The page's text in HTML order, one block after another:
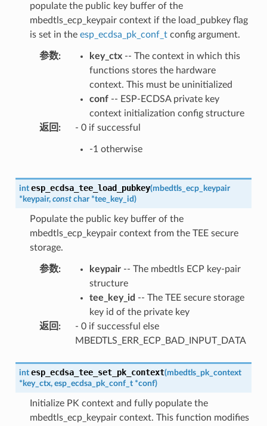
populate the public key buffer of the
mbedtls_ecp_keypair context if the load_pubkey flag
is set in the esp_ecdsa_pk_conf_tconfig argument.
参数: key_ctx-- The context in which this
functions stores the hardware
context. This must be uninitialized
conf-- ESP-ECDSA private key
context initialization config structure
返回 : - 0 if successful
-1 otherwise
int esp_ecdsa_tee_load_pubkey(mbedtls_ecp_keypair
* keypair, const char *tee_key_id)
Populate the public key buffer of the
mbedtls_ecp_keypair context from the TEE secure
storage.
参数: keypair-- The mbedtls ECP key-pair
structure
tee_key_id -- The TEE secure storage
key id of the private key
返回 :
- 0 if successful else
MBEDTLS_ERR_ECP_BAD_INPUT_DATA
int esp_ecdsa_tee_set_pk_context(mbedtls_pk_context
* key_ctx, esp_ecdsa_pk_conf_t *conf)
Initialize PK context and fully populate the
mbedtls_ecp_keypair context. This function modifies